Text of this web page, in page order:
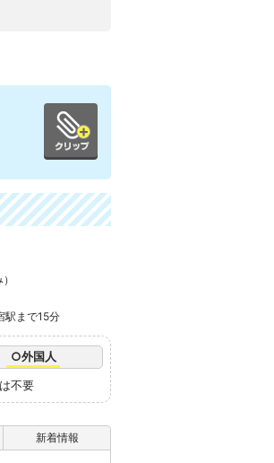
駅まで15分
○外国人
不要
新着情報